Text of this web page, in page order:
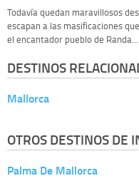
Todavía quedan maravillosos
escapan a las masificaciones
el encantador pueblo de Randa...
DESTINOS
Mallorca
OTROS DESTINOS DE
Palma De Mallorca